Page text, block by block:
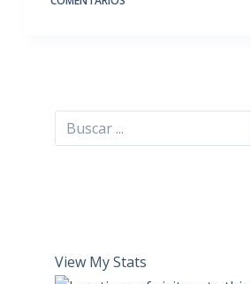
Buscar
View My Stats